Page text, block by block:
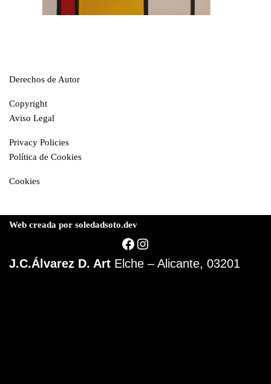
Derechos de Autor
Copyright
Aviso Legal
Privacy Policies
Política de Cookies
Cookies
Web creada por soledadsoto.dev
J.C.Álvarez D. Art Elche – Alicante, 03201